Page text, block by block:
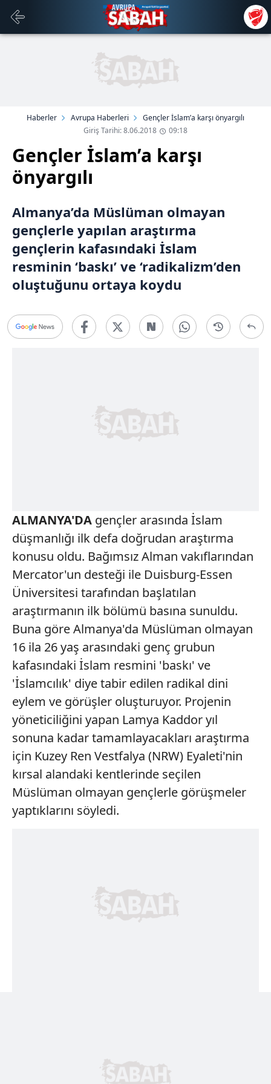
Haberler Avrupa Haberleri
Gençler İslam’a karşı önyargılı
Giriş Tarihi: 8.06.2018
09:18
Gençler İslam’a karşı
önyargılı
Almanya’da Müslüman olmayan
gençlerle yapılan araştırma
gençlerin kafasındaki İslam
resminin ‘baskı’ ve ‘radikalizm’den
oluştuğunu ortaya koydu
ALMANYA'DA gençler arasında İslam
düşmanlığı ilk defa doğrudan araştırma
konusu oldu. Bağımsız Alman vakıflarından
Mercator'un desteği ile Duisburg-Essen
Üniversitesi tarafından başlatılan
araştırmanın ilk bölümü basına sunuldu.
Buna göre Almanya'da Müslüman olmayan
16 ila 26 yaş arasındaki genç grubun
kafasındaki İslam resmini 'baskı' ve
'İslamcılık' diye tabir edilen radikal dini
eylem ve görüşler oluşturuyor. Projenin
yöneticiliğini yapan Lamya Kaddor yıl
sonuna kadar tamamlayacakları araştırma
için Kuzey Ren Vestfalya (NRW) Eyaleti'nin
kırsal alandaki kentlerinde seçilen
Müslüman olmayan gençlerle görüşmeler
yaptıklarını söyledi.